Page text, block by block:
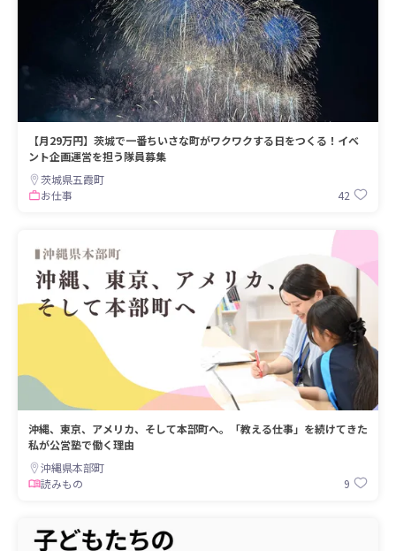
【月29万円】茨城で一番ちいさな町がワクワクする日をつくる！イベ
ント企画運営を担う隊員募集
茨城県五霞町
お仕事
42
沖縄、東京、アメリカ、そして本部町へ。「教える仕事」を続けてきた
私が公営塾で働く理由
沖縄県本部町
読みもの
9